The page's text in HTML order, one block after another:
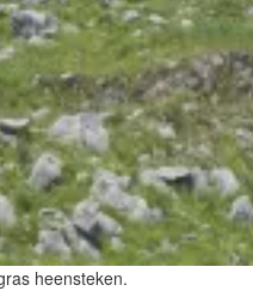
heensteken.